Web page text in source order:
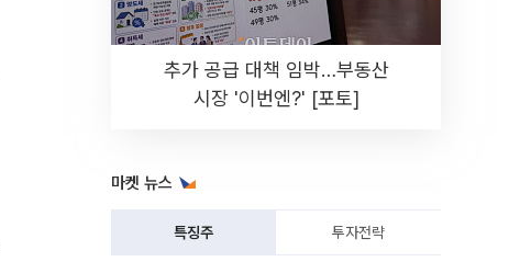
추가 공급 대책 임박…부동산
시장 '이번엔?' [포토]
마켓 뉴스
특징주 투자전략